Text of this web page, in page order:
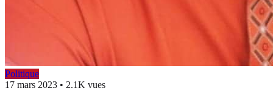
Politique
17 mars 2023 • 2.1K vues